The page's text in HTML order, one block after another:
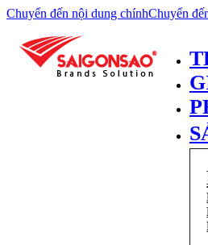
Chuyển đến nội dung chínhChuyển